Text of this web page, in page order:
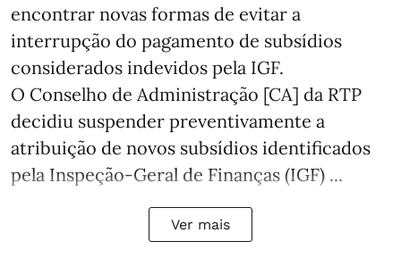
encontrar novas formas de evitar a
interrupção do pagamento de subsídios
considerados indevidos pela IGF.
O Conselho de Administração [CA] da RTP
decidiu suspender preventivamente a
atribuição de novos subsídios identificados
pela Inspeção-Geral de Finanças (IGF) ...
Ver mais